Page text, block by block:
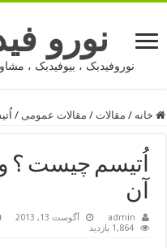
نورو
نوروفیدبک ، بیوفیدبک ،
خانه / مقالات / مقالات عمومی /
اُتيسم چيست ؟
آن
admin آگوست 13, 2013
1,864 بازدید